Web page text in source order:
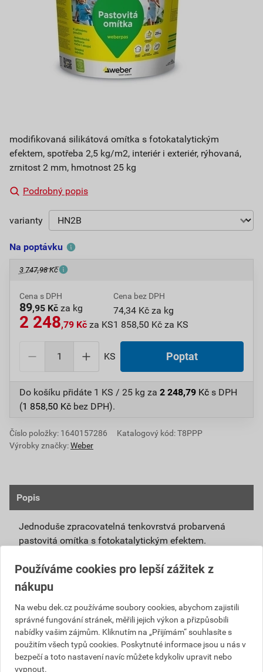
modifikovaná silikátová omítka s fotokatalytickým
efektem, spotřeba 2,5 kg/m2, interiér i exteriér, rýhovaná,
zrnitost 2 mm, hmotnost 25 kg
Podrobný popis
varianty
Na poptávku
3 747,98 Kč
Cena s DPH
89,95 Kč za kg
2 248,79 Kč za KS
Cena bez DPH
74,34 Kč za kg
1 858,50 Kč za KS
KS Poptat
Do košíku přidáte 1 KS / 25 kg za 2 248,79 Kč s DPH
(1 858,50 Kč bez DPH).
Číslo položky: 1640157286
Katalogový kód: T8PPP
Výrobky značky:Weber
Popis
Jednoduše zpracovatelná tenkovrstvá probarvená
pastovitá omítka s fotokatalytickým efektem.
Připravená k přímému použití se systémovou
penetrací weberpas podklad UNI nebo weberpas
podklad S.
Díky modifikovanému silikátovému pojivu má
omítka weberpas extraClean active vlastnosti
blízké silikátové omítce, není však tak citlivá na
klimatické podmínky při zpracování a zrání.
Unikátní receptura omítky weberpas extraClean
Používáme cookies pro lepší zážitek z
nákupu
Na webu dek.cz používáme soubory cookies, abychom zajistili
správné fungování stránek, měřili jejich výkon a přizpůsobili
nabídky vašim zájmům. Kliknutím na „Přijímám“ souhlasíte s
použitím všech typů cookies. Poskytnuté informace jsou u nás v
bezpečí a toto nastavení navíc můžete kdykoliv upravit nebo
vypnout.